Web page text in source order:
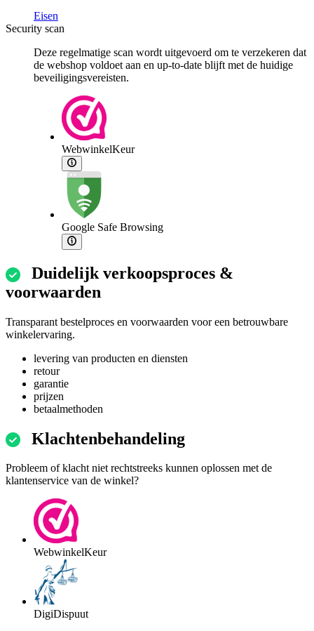
Eisen
Security scan
Deze regelmatige scan wordt uitgevoerd om te verzekeren dat
de webshop voldoet aan en up-to-date blijft met de huidige
beveiligingsvereisten.
WebwinkelKeur
Google Safe Browsing
Duidelijk verkoopsproces &
voorwaarden
Transparant bestelproces en voorwaarden voor een betrouwbare
winkelervaring.
levering van producten en diensten
retour
garantie
prijzen
betaalmethoden
Klachtenbehandeling
Probleem of klacht niet rechtstreeks kunnen oplossen met de
klantenservice van de winkel?
WebwinkelKeur
DigiDispuut